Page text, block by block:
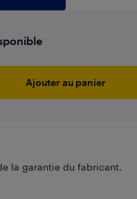
Ajouter au panier
la garantie du fabricant.